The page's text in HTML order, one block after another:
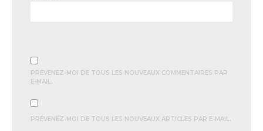
PRÉVENEZ-MOI DE TOUS LES NOUVEAUX COMMENTAIRES PAR
E-MAIL.
PRÉVENEZ-MOI DE TOUS LES NOUVEAUX ARTICLES PAR E-MAIL.